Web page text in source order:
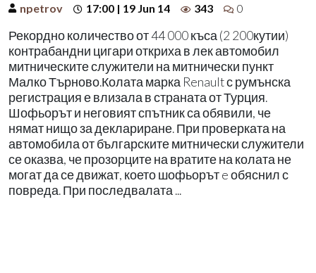
npetrov 17:00 | 19 Jun 14 343 0
Рекордно количество от 44 000 къса (2 200кутии)
контрабандни цигари откриха в лек автомобил
митническите служители на митнически пункт
Малко Търново.Колата марка Renault с румънска
регистрация е влизала в страната от Турция.
Шофьорът и неговият спътник са обявили, че
нямат нищо за деклариране. При проверката на
автомобила от българските митнически служители
се оказва, че прозорците на вратите на колата не
могат да се движат, което шофьорът e обяснил с
повреда. При последвалата ...